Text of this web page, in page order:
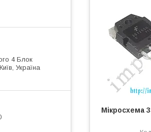
Мікросхема
4 Блок
Україна